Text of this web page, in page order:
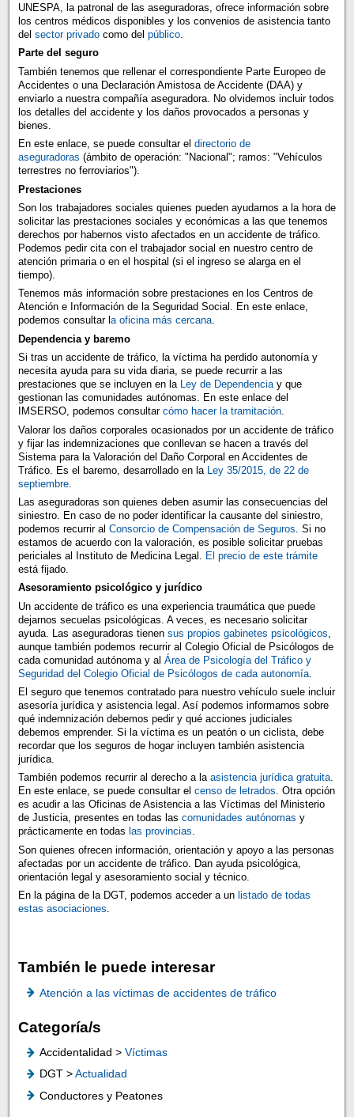
UNESPA, la patronal de las aseguradoras, ofrece información sobre
los centros médicos disponibles y los convenios de asistencia tanto
del sector privadocomo del público.
Parte del seguro
También tenemos que rellenar el correspondiente Parte Europeo de
Accidentes o una Declaración Amistosa de Accidente (DAA) y
enviarlo a nuestra compañía aseguradora. No olvidemos incluir todos
los detalles del accidente y los daños provocados a personas y
bienes.
En este enlace, se puede consultar el directorio de
aseguradoras (ámbito de operación: "Nacional"; ramos: "Vehículos
terrestres no ferroviarios").
Prestaciones
Son los trabajadores sociales quienes pueden ayudarnos a la hora de
solicitar las prestaciones sociales y económicas a las que tenemos
derechos por habernos visto afectados en un accidente de tráfico.
Podemos pedir cita con el trabajador social en nuestro centro de
atención primaria o en el hospital (si el ingreso se alarga en el
tiempo).
Tenemos más información sobre prestaciones en los Centros de
Atención e Información de la Seguridad Social. En este enlace,
podemos consultar l a oficina más cercana.
Dependencia y baremo
Si tras un accidente de tráfico, la víctima ha perdido autonomía y
necesita ayuda para su vida diaria, se puede recurrir a las
prestaciones que se incluyen en la Ley de Dependenciay que
gestionan las comunidades autónomas. En este enlace del
IMSERSO, podemos consultar cómo hacer la tramitación.
Valorar los daños corporales ocasionados por un accidente de tráfico
y fijar las indemnizaciones que conllevan se hacen a través del
Sistema para la Valoración del Daño Corporal en Accidentes de
Tráfico. Es el baremo, desarrollado en la Ley 35/2015, de 22 de
septiembre.
Las aseguradoras son quienes deben asumir las consecuencias del
siniestro. En caso de no poder identificar la causante del siniestro,
podemos recurrir al Consorcio de Compensación de Seguros . Si no
estamos de acuerdo con la valoración, es posible solicitar pruebas
periciales al Instituto de Medicina Legal.
El precio de este trámite
está fijado.
Asesoramiento psicológico y jurídico
Un accidente de tráfico es una experiencia traumática que puede
dejarnos secuelas psicológicas. A veces, es necesario solicitar
ayuda. Las aseguradoras tienen sus propios gabinetes psicológicos
aunque también podemos recurrir al Colegio Oficial de Psicólogos de
cada comunidad autónoma y al Área de Psicología del Tráfico y
Seguridad del Colegio Oficial de Psicólogos de cada autonomía.
El seguro que tenemos contratado para nuestro vehículo suele incluir
asesoría jurídica y asistencia legal. Así podemos informarnos sobre
qué indemnización debemos pedir y qué acciones judiciales
debemos emprender. Si la víctima es un peatón o un ciclista, debe
recordar que los seguros de hogar incluyen también asistencia
jurídica.
También podemos recurrir al derecho a la asistencia jurídica gratuita.
En este enlace, se puede consultar el censo de letrados. Otra opción
es acudir a las Oficinas de Asistencia a las Víctimas del Ministerio
de Justicia, presentes en todas las comunidades autónomas y
prácticamente en todas las provincias.
Son quienes ofrecen información, orientación y apoyo a las personas
afectadas por un accidente de tráfico. Dan ayuda psicológica,
orientación legal y asesoramiento social y técnico.
En la página de la DGT, podemos acceder a un listado de todas
estas asociaciones.
También le puede interesar
Atención a las víctimas de accidentes de tráfico
Categoría/s
Accidentalidad > Víctimas
DGT >Actualidad
Conductores y Peatones